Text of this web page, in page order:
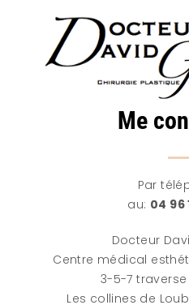
Me
Par
au: 04 96
Docteur
Centre médical
3-5-7
Les collines de